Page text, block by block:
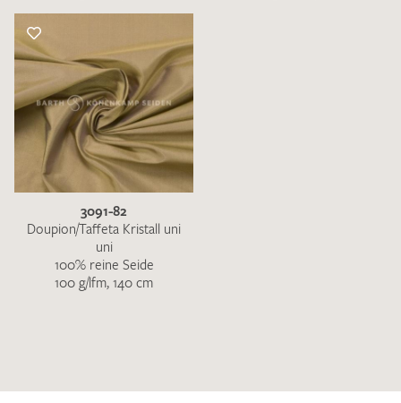
3091-82
Doupion/Taffeta Kristall uni
uni
100% reine Seide
100 g/lfm, 140 cm